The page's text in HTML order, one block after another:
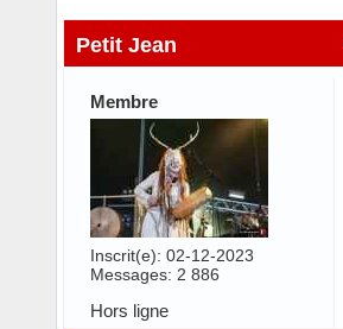
Petit Jean
Membre
Inscrit(e): 02-12-2023
Messages: 2 886
Hors ligne